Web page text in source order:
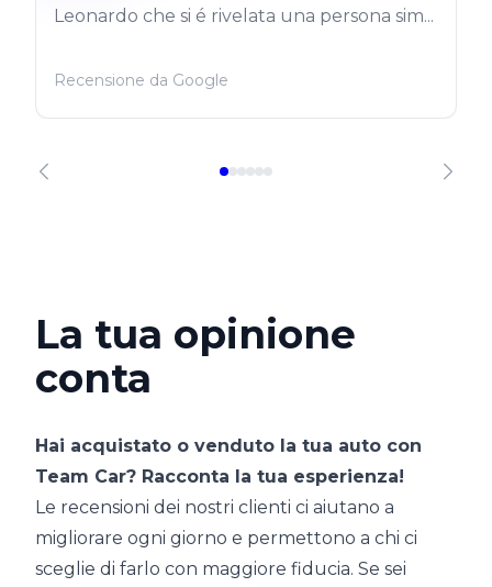
Leonardo che si é rivelata una persona sim...
Recensione da Google
La tua opinione
conta
Hai acquistato o venduto la tua auto con
Team Car? Racconta la tua esperienza!
Le recensioni dei nostri clienti ci aiutano a
migliorare ogni giorno e permettono a chi ci
sceglie di farlo con maggiore fiducia. Se sei